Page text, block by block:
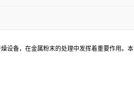
设备，在金属粉末的处理中发挥着重要作用。本